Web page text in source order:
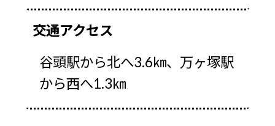
交通アクセス
谷頭駅から北へ3.6㎞、万ヶ塚駅
から西へ1.3㎞